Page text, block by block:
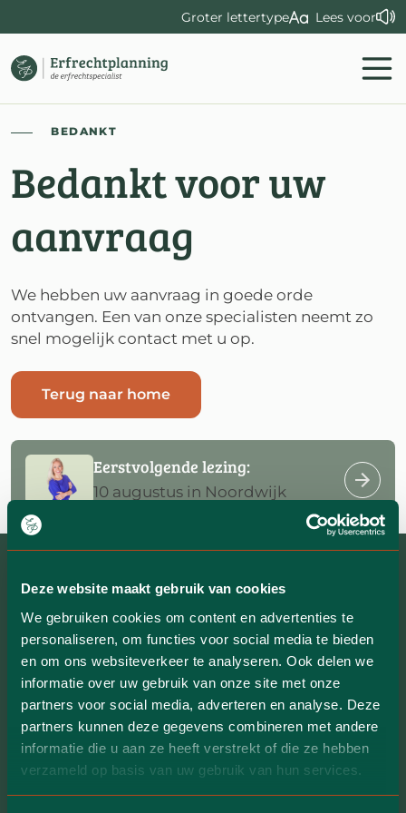
Deze website maakt gebruik van cookies
We gebruiken cookies om content en advertenties te
personaliseren, om functies voor social media te bieden
en om ons websiteverkeer te analyseren. Ook delen we
informatie over uw gebruik van onze site met onze
partners voor social media, adverteren en analyse. Deze
partners kunnen deze gegevens combineren met andere
informatie die u aan ze heeft verstrekt of die ze hebben
verzameld op basis van uw gebruik van hun services.
Groter lettertype Lees voor
BEDANKT
Bedankt voor uw
aanvraag
We hebben uw aanvraag in goede orde
ontvangen. Een van onze specialisten neemt zo
snel mogelijk contact met u op.
Terug naar home
Eerstvolgende lezing:
10 augustus in Noordwijk
Contact
Chocoladeweg 8
1381 DA Weesp